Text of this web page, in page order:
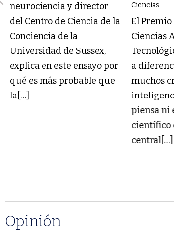
neurociencia y director
del Centro de Ciencia de la
Conciencia de la
Universidad de Sussex,
explica en este ensayo por
qué es más probable que
la[…]
Ciencias
El
Ciencias
a
muchos
piensa ni
científico
central[…]
Opinión